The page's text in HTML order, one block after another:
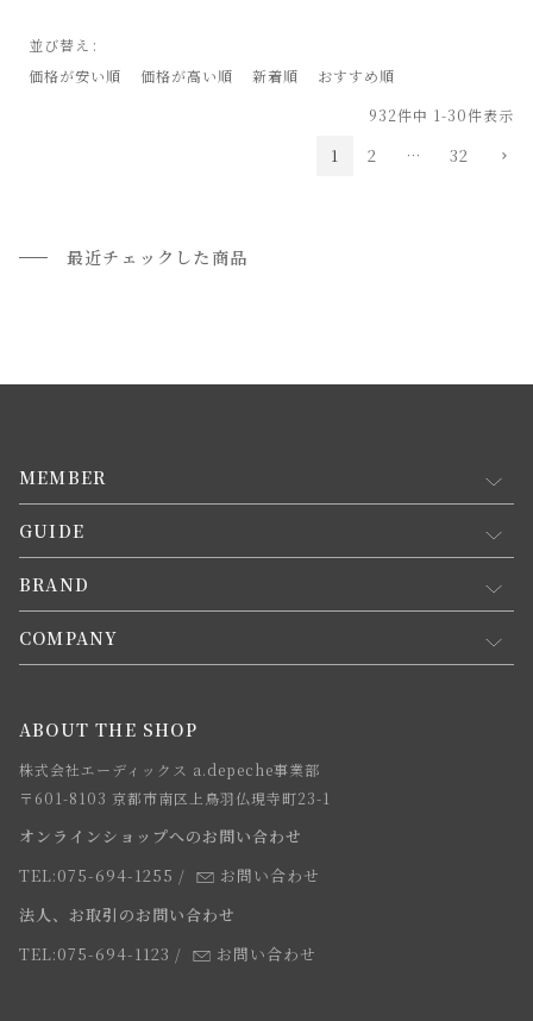
並び替え
価格が安い順
価格が高い順 新着順
おすすめ順
932件中 1-30件表示
1 2 … 32
最近チェックした商品
MEMBER
マイページ
新規会員登録
会員規約について
GUIDE
お買い物ガイド
会員登録について
お支払方法について
お届けについて
よくあるご質問
BRAND
コンセプト
webカタログ
COMPANY
店舗一覧
求人情報
法人のお客様
スタッフ
ABOUT THE SHOP
株式会社エーディックス a.depeche事業部
〒601-8103 京都市南区上鳥羽仏現寺町23-1
オンラインショップへのお問い合わせ
TEL:075-694-1255 /
お問い合わせ
法人、お取引のお問い合わせ
TEL:075-694-1123 / お問い合わせ